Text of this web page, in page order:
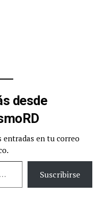
desde
entradas en tu correo
Suscribirse